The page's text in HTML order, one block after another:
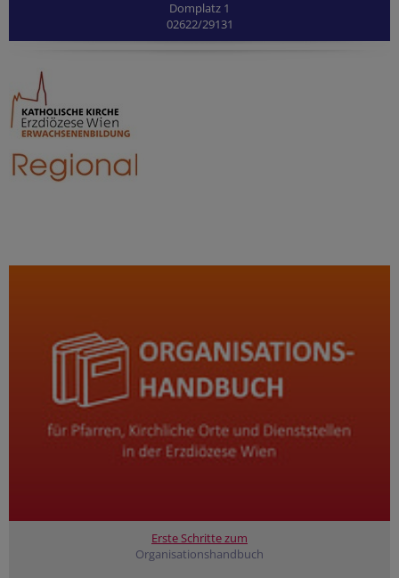
Domplatz 1
02622/29131
Erste Schritte zum
Organisationshandbuch